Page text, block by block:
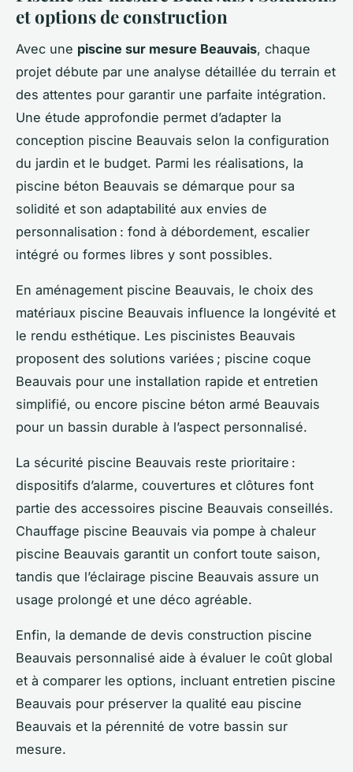
et options de construction
Avec une piscine sur mesure Beauvais, chaque
projet débute par une analyse détaillée du terrain et
des attentes pour garantir une parfaite intégration.
Une étude approfondie permet d’adapter la
conception piscine Beauvais selon la configuration
du jardin et le budget. Parmi les réalisations, la
piscine béton Beauvais se démarque pour sa
solidité et son adaptabilité aux envies de
personnalisation : fond à débordement, escalier
intégré ou formes libres y sont possibles.
En aménagement piscine Beauvais, le choix des
matériaux piscine Beauvais influence la longévité et
le rendu esthétique. Les piscinistes Beauvais
proposent des solutions variées ; piscine coque
Beauvais pour une installation rapide et entretien
simplifié, ou encore piscine béton armé Beauvais
pour un bassin durable à l’aspect personnalisé.
La sécurité piscine Beauvais reste prioritaire :
dispositifs d’alarme, couvertures et clôtures font
partie des accessoires piscine Beauvais conseillés.
Chauffage piscine Beauvais via pompe à chaleur
piscine Beauvais garantit un confort toute saison,
tandis que l’éclairage piscine Beauvais assure un
usage prolongé et une déco agréable.
Enfin, la demande de devis construction piscine
Beauvais personnalisé aide à évaluer le coût global
et à comparer les options, incluant entretien piscine
Beauvais pour préserver la qualité eau piscine
Beauvais et la pérennité de votre bassin sur
mesure.